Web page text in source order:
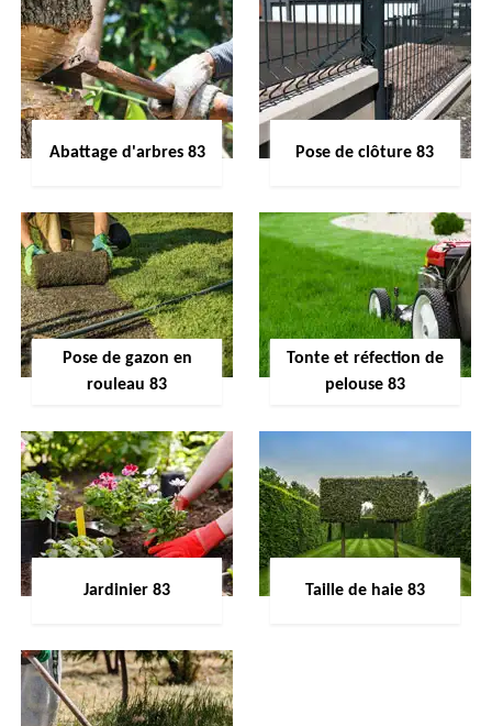
Abattage d'arbres 83 Pose de clôture 83
Pose de gazon en
rouleau 83
Tonte et réfection de
pelouse 83
Jardinier 83 Taille de haie 83